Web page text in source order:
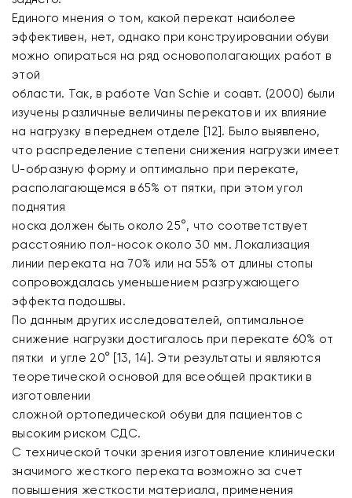
Единого мнения о том, какой перекат наиболее
эффективен, нет, однако при конструировании обуви
можно опираться на ряд основополагающих работ в
этой
области. Так, в работе Van Schie и соавт. (2000) были
изучены различные величины перекатов и их влияние
на нагрузку в переднем отделе [12]. Было выявлено,
что распределение степени снижения нагрузки имеет
U-образную форму и оптимально при перекате,
располагающемся в 65% от пятки, при этом угол
поднятия
носка должен быть около 25°, что соответствует
расстоянию пол-носок около 30 мм. Локализация
линии переката на 70% или на 55% от длины стопы
сопровождалась уменьшением разгружающего
эффекта подошвы.
По данным других исследователей, оптимальное
снижение нагрузки достигалось при перекате 60% от
пятки и угле 20° [13, 14]. Эти результаты и являются
теоретической основой для всеобщей практики в
изготовлении
сложной ортопедической обуви для пациентов с
высоким риском СДС.
С технической точки зрения изготовление клинически
значимого жесткого переката возможно за счет
повышения жесткости материала, применения